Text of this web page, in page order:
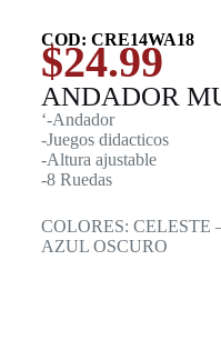
COD: CRE14WA18
$24.99
ANDADOR
‘-Andador
-Juegos didacticos
-Altura ajustable
-8 Ruedas
COLORES: CELESTE
AZUL OSCURO